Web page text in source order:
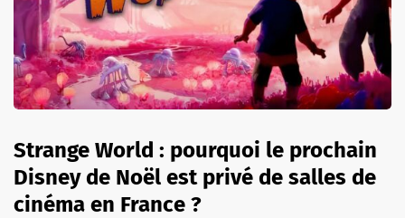
Strange World : pourquoi le prochain
Disney de Noël est privé de salles de
cinéma en France ?